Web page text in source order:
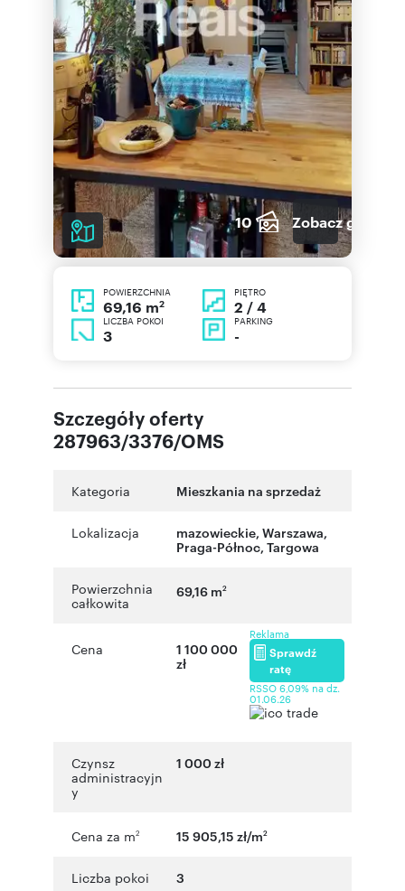
10 Zobacz galerię
POWIERZCHNIA
69,16 m2
PIĘTRO
2 / 4
LICZBA POKOI
3
PARKING
-
Szczegóły oferty
287963/3376/OMS
Kategoria Mieszkania na sprzedaż
Lokalizacja mazowieckie, Warszawa,
Praga-Północ, Targowa
Powierzchnia
całkowita
69,16 m2
Cena
1 100 000
zł
Reklama
Sprawdź
ratę
RSSO 6,09% na dz.
01.06.26
Czynsz
administracyjn
y
1 000 zł
Cena za m2 15 905,15 zł/m2
Liczba pokoi 3